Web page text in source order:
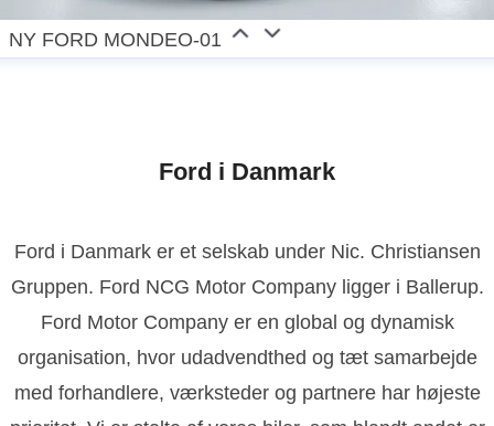
NY FORD MONDEO-01
Ford i Danmark
Ford i Danmark er et selskab under Nic. Christiansen
Gruppen. Ford NCG Motor Company ligger i Ballerup.
Ford Motor Company er en global og dynamisk
organisation, hvor udadvendthed og tæt samarbejde
med forhandlere, værksteder og partnere har højeste